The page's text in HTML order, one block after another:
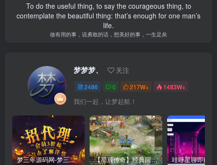
To do the useful thing, to say the courageous thing, to
contemplate the beautiful thing: that’s enough for one man’s
life.
做有用的事，说勇敢的话，想美好的事，一生足矣
梦梦梦、 关注
2486 0 217W+ 1483W+
我们一起，让梦起航！
梦三年源码网-梦三年ym会员代理详情 【星辰传奇】经典回合制手游+安卓端+GM工具+详细搭建教程